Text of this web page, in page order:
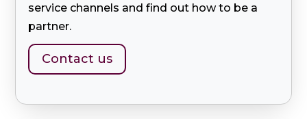
service channels and find out how to be a
partner.
Contact us